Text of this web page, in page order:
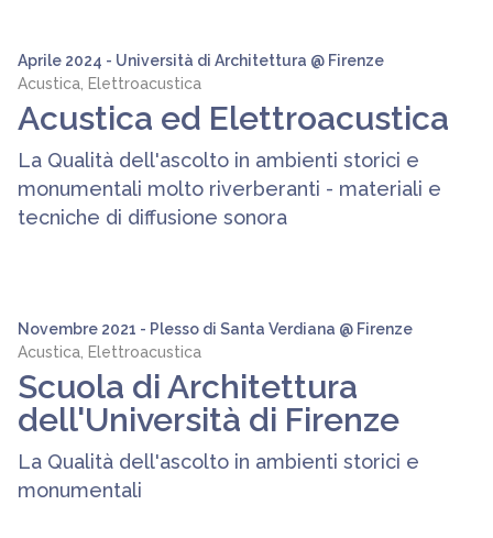
Aprile 2024 - Università di Architettura @ Firenze
Acustica, Elettroacustica
Acustica ed Elettroacustica
La Qualità dell'ascolto in ambienti storici e
monumentali molto riverberanti - materiali e
tecniche di diffusione sonora
Novembre 2021 - Plesso di Santa Verdiana @ Firenze
Acustica, Elettroacustica
Scuola di Architettura
dell'Università di Firenze
La Qualità dell'ascolto in ambienti storici e
monumentali